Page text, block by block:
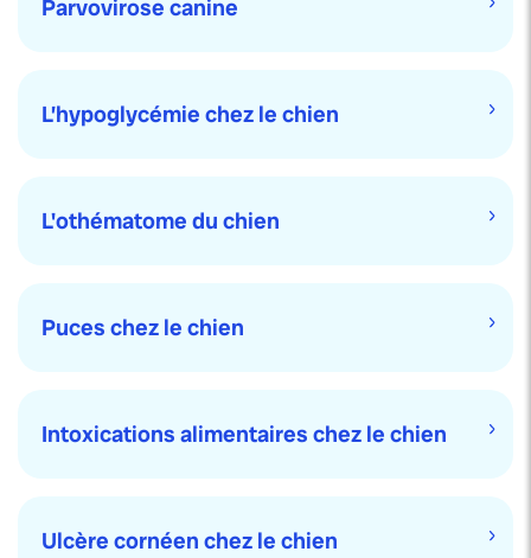
Parvovirose canine
L’hypoglycémie chez le chien
L'othématome du chien
Puces chez le chien
Intoxications alimentaires chez le chien
Ulcère cornéen chez le chien